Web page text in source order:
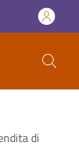
di